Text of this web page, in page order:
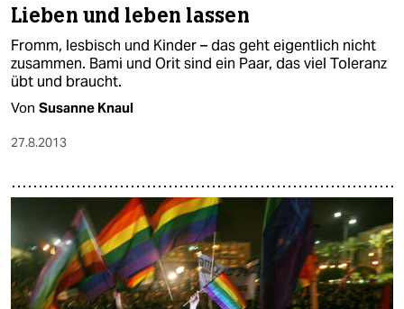
Lieben und leben lassen
Fromm, lesbisch und Kinder – das geht eigentlich nicht
zusammen. Bami und Orit sind ein Paar, das viel Toleranz
übt und braucht.
Von Susanne Knaul
27.8.2013